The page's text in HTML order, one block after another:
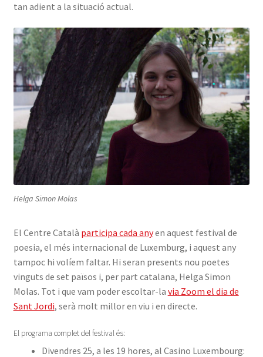
tan adient a la situació actual.
Helga Simon Molas
El Centre Català participa cada anyen aquest festival de
poesia, el més internacional de Luxemburg, i aquest any
tampoc hi volíem faltar. Hi seran presents nou poetes
vinguts de set països i, per part catalana, Helga Simon
Molas. Tot i que vam poder escoltar-la via Zoom el dia de
Sant Jordi, serà molt millor en viu i en directe.
El programa complet del festival és:
Divendres 25, a les 19 hores, al Casino Luxembourg: